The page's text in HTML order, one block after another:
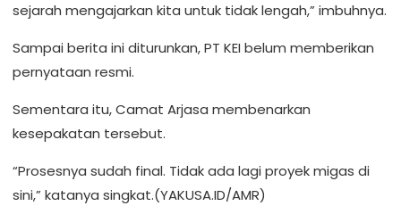
sejarah mengajarkan kita untuk tidak lengah,” imbuhnya.
Sampai berita ini diturunkan, PT KEI belum memberikan
pernyataan resmi.
Sementara itu, Camat Arjasa membenarkan
kesepakatan tersebut.
“Prosesnya sudah final. Tidak ada lagi proyek migas di
sini,” katanya singkat.(YAKUSA.ID/AMR)